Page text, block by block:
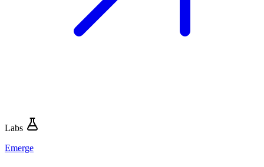
Labs
Emerge